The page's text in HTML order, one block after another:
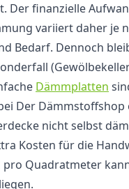
Der finanzielle
variiert daher je
Bedarf. Dennoch
Dämmplatten
Der
nicht selbst
Kosten für die
pro Quadratmeter